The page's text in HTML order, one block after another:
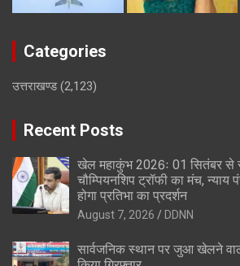
Categories
उत्तराखण्ड(2,123)
Recent Posts
खेल महाकुंभ 2026ः 01 सितंबर से
चौम्पियनशिप ट्रॉफी का मंच,
होगा प्रतिभा का प्रदर्शन
August 7, 2026 DDNN
सार्वजनिक स्थान पर जुआ खेलने